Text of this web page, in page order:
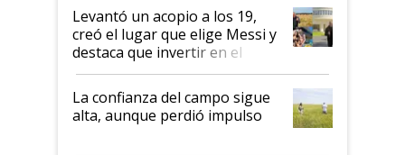
Levantó un acopio a los 19,
creó el lugar que elige Messi y
destaca que invertir en el
kirchnerismo era como "darle
plata a un hijo para droga":
Juan Félix Rossetti, el libertario
que de una dura crisis salió
La confianza del campo sigue
alta, aunque perdió impulso